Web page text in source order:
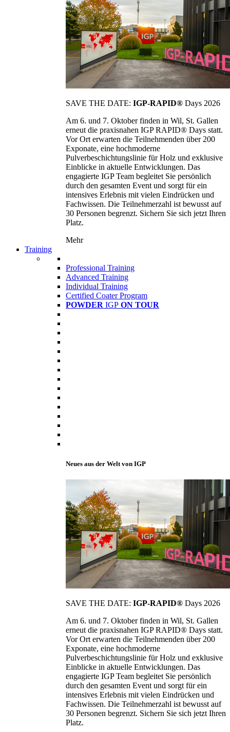
SAVE THE DATE: IGP-RAPID® Days 2026
Am 6. und 7. Oktober finden in Wil, St. Gallen
erneut die praxisnahen IGP RAPID® Days statt.
Vor Ort erwarten die Teilnehmenden über 200
Exponate, eine hochmoderne
Pulverbeschichtungslinie für Holz und exklusive
Einblicke in aktuelle Entwicklungen. Das
engagierte IGP Team begleitet Sie persönlich
durch den gesamten Event und sorgt für ein
intensives Erlebnis mit vielen Eindrücken und
Fachwissen. Die Teilnehmerzahl ist bewusst auf
30 Personen begrenzt. Sichern Sie sich jetzt Ihren
Platz.
Mehr
Training
Professional Training
Advanced Training
Individual Training
Certified Coater Program
POWDER IGP ON TOUR
Neues aus der Welt von IGP
SAVE THE DATE: IGP-RAPID® Days 2026
Am 6. und 7. Oktober finden in Wil, St. Gallen
erneut die praxisnahen IGP RAPID® Days statt.
Vor Ort erwarten die Teilnehmenden über 200
Exponate, eine hochmoderne
Pulverbeschichtungslinie für Holz und exklusive
Einblicke in aktuelle Entwicklungen. Das
engagierte IGP Team begleitet Sie persönlich
durch den gesamten Event und sorgt für ein
intensives Erlebnis mit vielen Eindrücken und
Fachwissen. Die Teilnehmerzahl ist bewusst auf
30 Personen begrenzt. Sichern Sie sich jetzt Ihren
Platz.